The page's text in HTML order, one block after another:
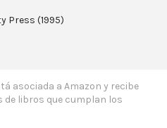
Press (1995)
asociada a Amazon y recibe
libros que cumplan los